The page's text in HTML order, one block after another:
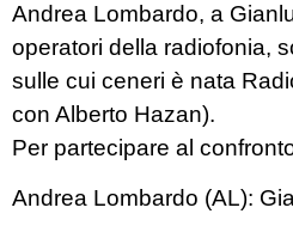
Andrea Lombardo, a
operatori della radiofonia,
sulle cui ceneri è nata
con Alberto Hazan).
Per partecipare al
Andrea Lombardo (AL):